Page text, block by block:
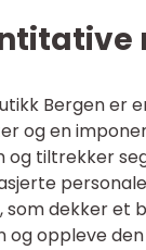
Bergen er
og en
og tiltrekker
som dekker et
og oppleve